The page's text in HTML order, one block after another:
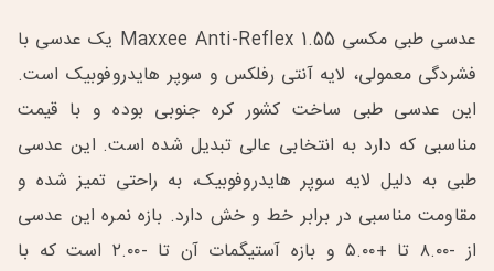
عدسی طبی مکسی Maxxee Anti-Reflex 1.55 یک عدسی با
فشردگی معمولی، لایه آنتی رفلکس و سوپر هایدروفوبیک است.
این عدسی طبی ساخت کشور کره جنوبی بوده و با قیمت
مناسبی که دارد به انتخابی عالی تبدیل شده است. این عدسی
طبی به دلیل لایه سوپر هایدروفوبیک، به راحتی تمیز شده و
مقاومت مناسبی در برابر خط و خش دارد. بازه نمره این عدسی
از -۸.۰۰ تا +۵.۰۰ و بازه آستیگمات آن تا -۲.۰۰ است که با